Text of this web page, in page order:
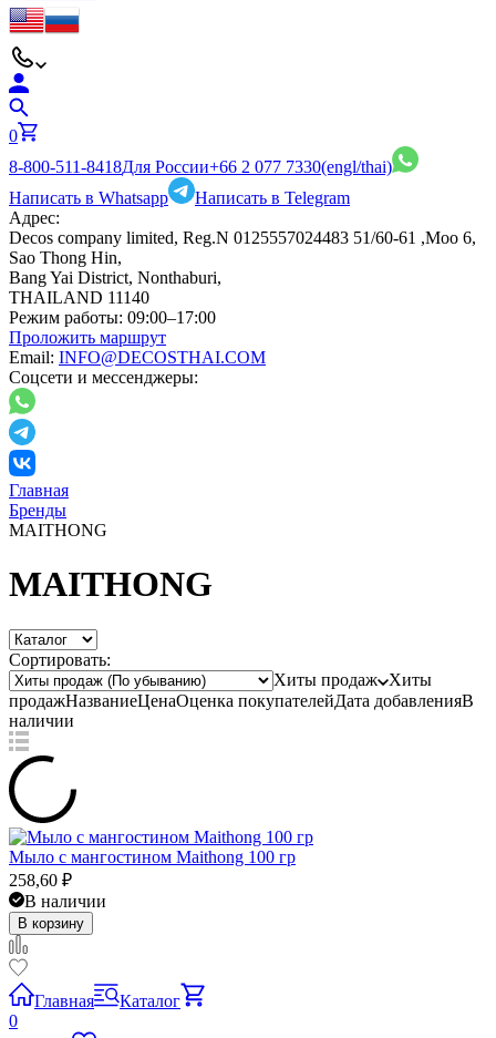
0
8-800-511-8418Для России+66 2 077 7330(engl/thai)
Написать в Whatsapp
Написать в Telegram
Адрес:
Decos company limited, Reg.N 0125557024483 51/60-61 ,Moo 6,
Sao Thong Hin,
Bang Yai District, Nonthaburi,
THAILAND 11140
Режим работы: 09:00–17:00
Проложить маршрут
Email: INFO@DECOSTHAI.COM
Соцсети и мессенджеры:
Главная
Бренды
MAITHONG
MAITHONG
Сортировать:
Хиты продаж
Хиты
продажНазваниеЦенаОценка покупателейДата добавленияВ
наличии
Мыло с мангостином Maithong 100 гр
258,60 ₽
В наличии
В корзину
Главная
Каталог
0